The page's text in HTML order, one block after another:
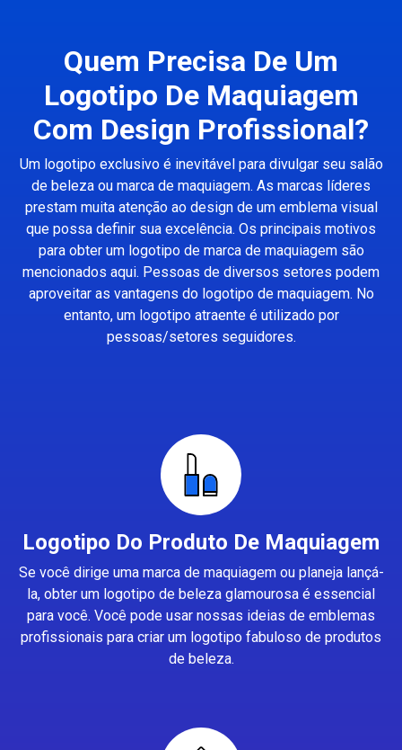
Quem Precisa De Um
Logotipo De Maquiagem
Com Design Profissional?
Um logotipo exclusivo é inevitável para divulgar seu salão
de beleza ou marca de maquiagem. As marcas líderes
prestam muita atenção ao design de um emblema visual
que possa definir sua excelência. Os principais motivos
para obter um logotipo de marca de maquiagem são
mencionados aqui. Pessoas de diversos setores podem
aproveitar as vantagens do logotipo de maquiagem. No
entanto, um logotipo atraente é utilizado por
pessoas/setores seguidores.
Logotipo Do Produto De Maquiagem
Se você dirige uma marca de maquiagem ou planeja lançá-
la, obter um logotipo de beleza glamourosa é essencial
para você. Você pode usar nossas ideias de emblemas
profissionais para criar um logotipo fabuloso de produtos
de beleza.